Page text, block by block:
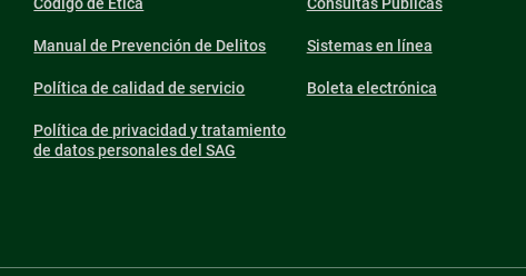
Manual de Prevención de Delitos
Política de calidad de servicio
Política de privacidad y tratamiento
de datos personales del SAG
Sistemas en línea
Boleta electrónica